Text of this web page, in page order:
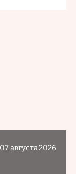
07 августа 2026